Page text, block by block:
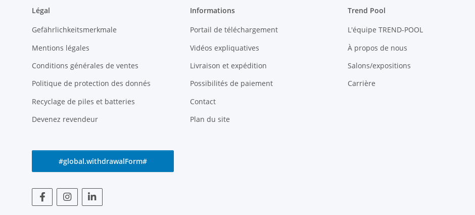
Légal
Gefährlichkeitsmerkmale
Mentions légales
Conditions générales de ventes
Politique de protection des donnés
Recyclage de piles et batteries
Devenez revendeur
Informations
Portail de téléchargement
Vidéos expliquatives
Livraison et expédition
Possibilités de paiement
Contact
Plan du site
Trend Pool
L'équipe TREND-POOL
À propos de nous
Salons/expositions
Carrière
#global.withdrawalForm#